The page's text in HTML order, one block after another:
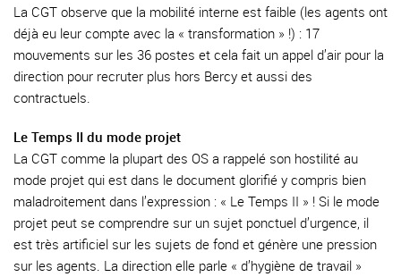
La CGT observe que la mobilité interne est faible (les agents ont
déjà eu leur compte avec la « transformation » !) : 17
mouvements sur les 36 postes et cela fait un appel d’air pour la
direction pour recruter plus hors Bercy et aussi des
contractuels.
Le Temps II du mode projet
La CGT comme la plupart des OS a rappelé son hostilité au
mode projet qui est dans le document glorifié y compris bien
maladroitement dans l’expression : « Le Temps II » ! Si le mode
projet peut se comprendre sur un sujet ponctuel d’urgence, il
est très artificiel sur les sujets de fond et génère une pression
sur les agents. La direction elle parle « d’hygiène de travail »